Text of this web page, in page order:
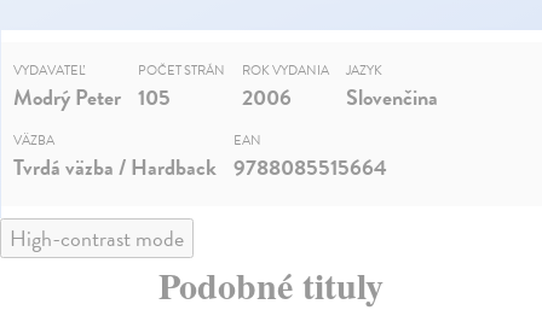
VYDAVATEĽ
Modrý Peter
POČET STRÁN
105
ROK VYDANIA
2006
JAZYK
Slovenčina
VÄZBA
Tvrdá väzba / Hardback
EAN
9788085515664
High-contrast mode
Podobné tituly